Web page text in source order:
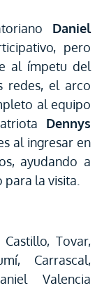
Daniel
pero
al ímpetu del
redes, el arco
al equipo
Dennys
al ingresar en
ayudando a
la visita.
Tovar,
Carrascal,
Valencia